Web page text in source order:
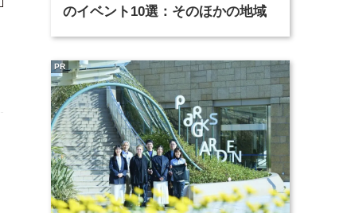
のイベント10選：そのほかの地域
PR